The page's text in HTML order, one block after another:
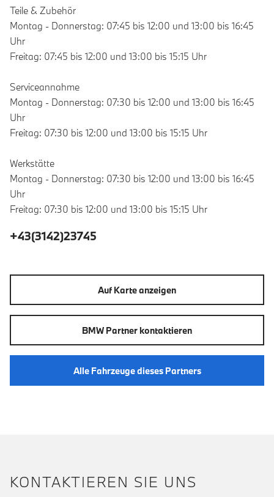
Teile & Zubehör
Montag - Donnerstag: 07:45 bis 12:00 und 13:00 bis 16:45
Uhr
Freitag: 07:45 bis 12:00 und 13:00 bis 15:15 Uhr
Serviceannahme
Montag - Donnerstag: 07:30 bis 12:00 und 13:00 bis 16:45
Uhr
Freitag: 07:30 bis 12:00 und 13:00 bis 15:15 Uhr
Werkstätte
Montag - Donnerstag: 07:30 bis 12:00 und 13:00 bis 16:45
Uhr
Freitag: 07:30 bis 12:00 und 13:00 bis 15:15 Uhr
+43(3142)23745
Auf Karte anzeigen
BMW Partner kontaktieren
Alle Fahrzeuge dieses Partners
KONTAKTIEREN SIE UNS